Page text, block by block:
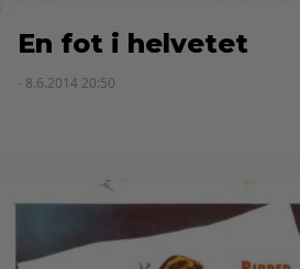
En fot i helvetet
- 8.6.2014 20:50